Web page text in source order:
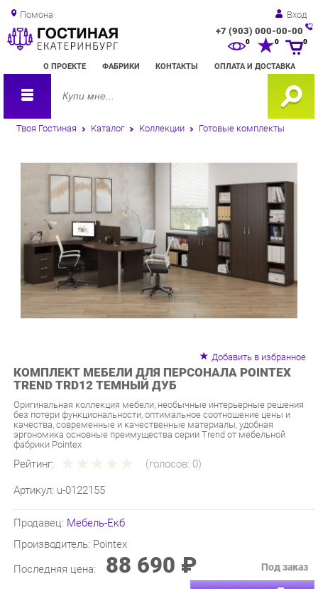
Помона Вход
+7 (903) 000-00-00
О ПРОЕКТЕ ФАБРИКИ КОНТАКТЫ ОПЛАТА И ДОСТАВКА
0 0
Твоя Гостиная Каталог Коллекции Готовые комплекты
КОМПЛЕКТ МЕБЕЛИ ДЛЯ ПЕРСОНАЛА POINTEX
TREND TRD12 ТЕМНЫЙ ДУБ
Оригинальная коллекция мебели, необычные интерьерные решения
качества, современные и качественные материалы, удобная
эргономика основные преимущества серии Trend от мебельной
фабрики Pointex
Рейтинг:
Артикул: u-0122155
Производитель:Pointex
Последняя цена: 88 690 ₽
- ЗАКАЗАТЬ